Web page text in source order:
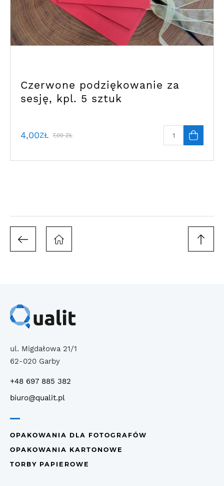
Czerwone podziękowanie za
sesję, kpl. 5 sztuk
4,00ZŁ 7,00ZŁ
ul. Migdałowa 21/1
62-020 Garby
+48 697 885 382
biuro@qualit.pl
OPAKOWANIA DLA FOTOGRAFÓW
OPAKOWANIA KARTONOWE
TORBY PAPIEROWE